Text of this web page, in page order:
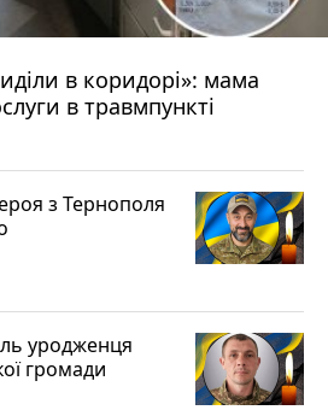
в коридорі»: мама
в травмпункті
з Тернополя
уродженця
громади